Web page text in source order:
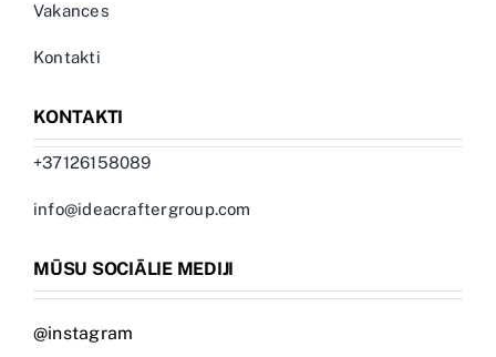
Vakances
Kontakti
KONTAKTI
+37126158089
info@ideacraftergroup.com
MŪSU SOCIĀLIE MEDIJI
@instagram